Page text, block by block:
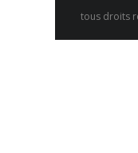
tous droits